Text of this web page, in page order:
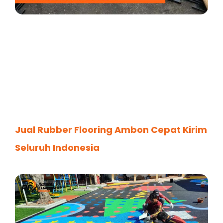
Jual Rubber Flooring Ambon Cepat Kirim
Seluruh Indonesia